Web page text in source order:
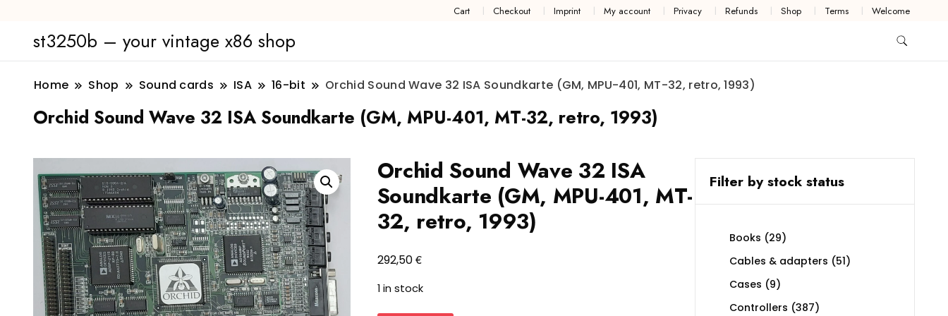
Cart Checkout Imprint My account Privacy Refunds Shop Terms Welcome
st3250b – your vintage x86 shop
Home Shop Sound cards ISA 16-bit Orchid Sound Wave 32 ISA Soundkarte (GM, MPU-401, MT-32, retro, 1993)
Orchid Sound Wave 32 ISA Soundkarte (GM, MPU-401, MT-32, retro, 1993)
Orchid Sound Wave 32 ISA
Soundkarte (GM, MPU-401, MT-
32, retro, 1993)
292,50€
1 in stock
Filter by stock status
Books 2929
Cables & adapters 5151
Cases 99
products
Controllers 387387